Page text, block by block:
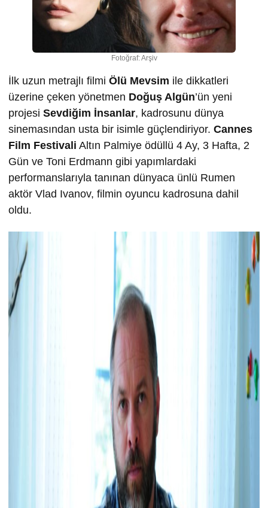
Fotoğraf: Arşiv
İlk uzun metrajlı filmi Ölü Mevsim ile dikkatleri
üzerine çeken yönetmen Doğuş Algün’ün yeni
projesi Sevdiğim İnsanlar, kadrosunu dünya
sinemasından usta bir isimle güçlendiriyor. Cannes
Film Festivali Altın Palmiye ödüllü 4 Ay, 3 Hafta, 2
Gün ve Toni Erdmann gibi yapımlardaki
performanslarıyla tanınan dünyaca ünlü Rumen
aktör Vlad Ivanov, filmin oyuncu kadrosuna dahil
oldu.